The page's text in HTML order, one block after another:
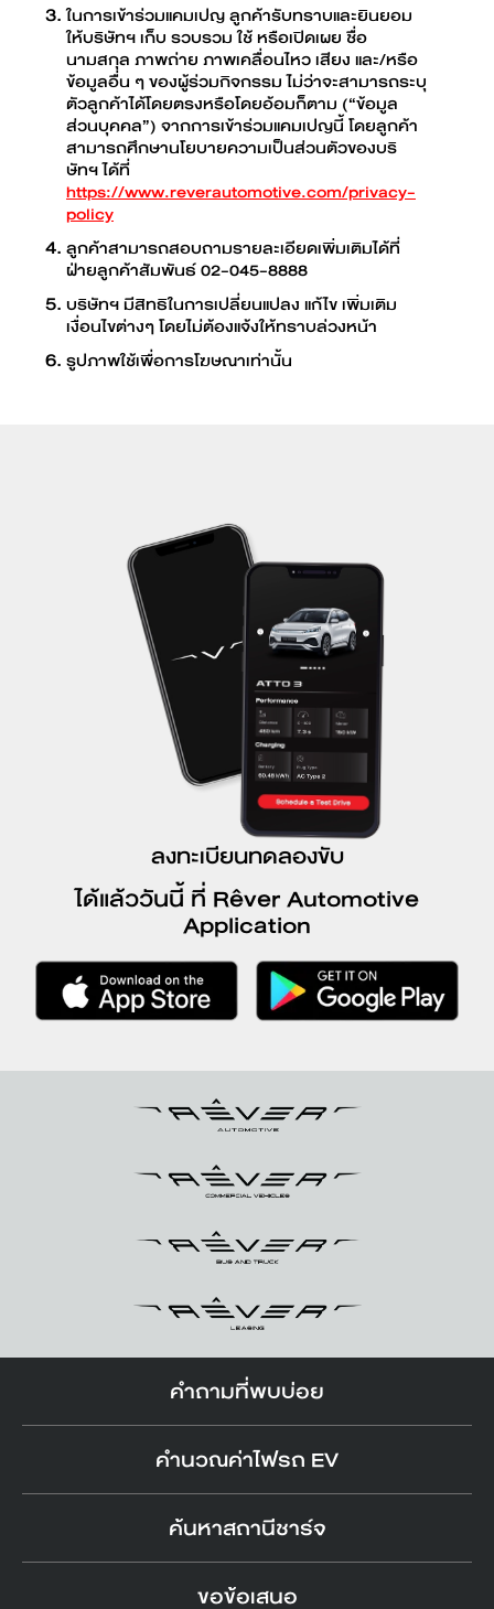
ในการเข้าร่วมแคมเปญ ลูกค้ารับทราบและยินยอม
ให้บริษัทฯ เก็บ รวบรวม ใช้ หรือเปิดเผย ชื่อ
นามสกุล ภาพถ่าย ภาพเคลื่อนไหว เสียง และ/หรือ
ข้อมูลอื่น ๆ ของผู้ร่วมกิจกรรม ไม่ว่าจะสามารถระบุ
ตัวลูกค้าได้โดยตรงหรือโดยอ้อมก็ตาม (“ข้อมูล
ส่วนบุคคล”) จากการเข้าร่วมแคมเปญนี้ โดยลูกค้า
สามารถศึกษานโยบายความเป็นส่วนตัวของบริ
ษัทฯ ได้ที่
https://www.reverautomotive.com/privacy-
policy
ลูกค้าสามารถสอบถามรายละเอียดเพิ่มเติมได้ที่
ฝ่ายลูกค้าสัมพันธ์ 02-045-8888
บริษัทฯ มีสิทธิในการเปลี่ยนแปลง แก้ไข เพิ่มเติม
เงื่อนไขต่างๆ โดยไม่ต้องแจ้งให้ทราบล่วงหน้า
รูปภาพใช้เพื่อการโฆษณาเท่านั้น
ลงทะเบียนทดลองขับ
ได้แล้ววันนี้ ที่ Rêver Automotive
Application
คำถามที่พบบ่อย
คำนวณค่าไฟรถ EV
ค้นหาสถานีชาร์จ
ขอข้อเสนอ